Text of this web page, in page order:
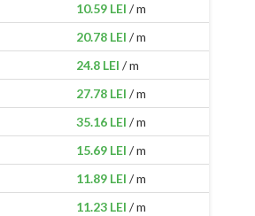
10.59 LEI / m
20.78 LEI / m
24.8 LEI / m
27.78 LEI / m
35.16 LEI / m
15.69 LEI / m
11.89 LEI / m
11.23 LEI / m